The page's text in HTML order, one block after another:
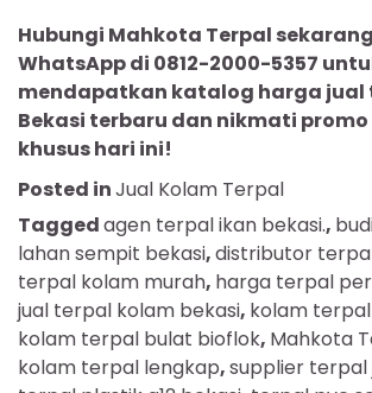
Hubungi Mahkota Terpal
WhatsApp di 0812-2000-5357
mendapatkan katalog harga jual
Bekasi terbaru dan nikmati
khusus hari ini!
Posted inJual Kolam Terpal
Taggedagen terpal ikan bekasi.,
lahan sempit bekasi,distributor
terpal kolam murah, harga terpal
jual terpal kolam bekasi, kolam
kolam terpal bulat bioflok, Mahkota
kolam terpal lengkap,supplier